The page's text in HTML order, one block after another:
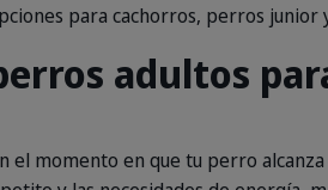
para cachorros, perros junior
adultos
el momento en que tu perro